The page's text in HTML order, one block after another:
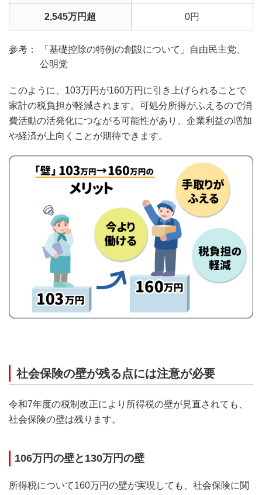
2,545万円超 0円
「基礎控除の特例の創設について」自由民主党、
公明党
このように、103万円が160万円に引き上げられることで
家計の税負担が軽減されます。可処分所得がふえるので消
費活動の活発化につながる可能性があり、企業利益の増加
や経済が上向くことが期待できます。
社会保険の壁が残る点には注意が必要
令和7年度の税制改正により所得税の壁が見直されても、
社会保険の壁は残ります。
106万円の壁と130万円の壁
所得税について160万円の壁が実現しても、社会保険に関